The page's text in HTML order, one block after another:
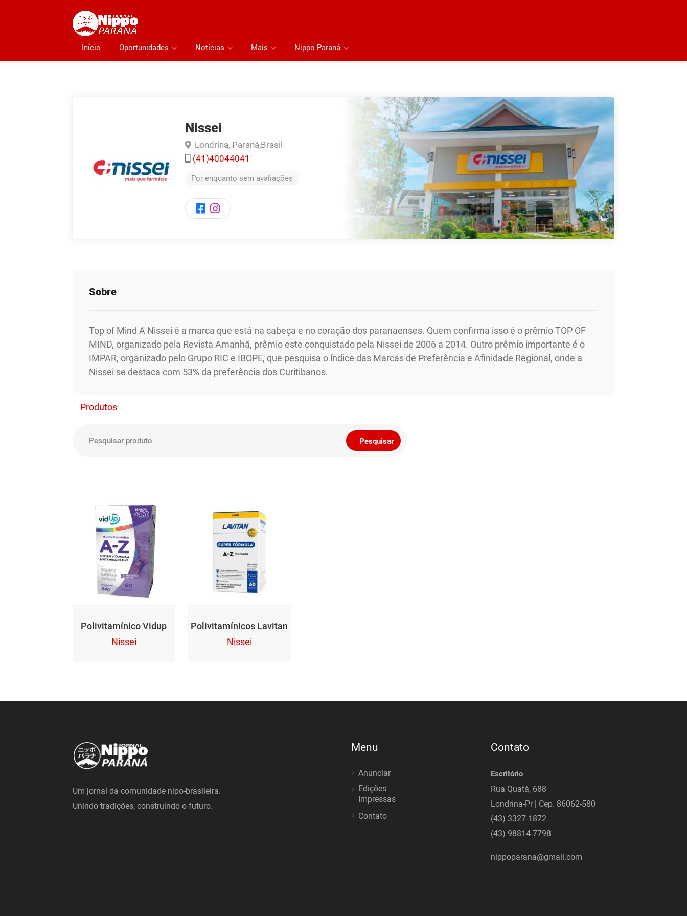
Início Oportunidades Notícias Mais Nippo Paraná
Nissei
Londrina, Paraná,Brasil
(41)40044041
Por enquanto sem avaliações
Sobre
Top of Mind A Nissei é a marca que está na cabeça e no coração dos paranaenses. Quem confirma isso é o prêmio TOP OF
MIND, organizado pela Revista Amanhã, prêmio este conquistado pela Nissei de 2006 a 2014. Outro prêmio importante é o
IMPAR, organizado pelo Grupo RIC e IBOPE, que pesquisa o índice das Marcas de Preferência e Afinidade Regional, onde a
Nissei se destaca com 53% da preferência dos Curitibanos.
Produtos
Polivitamínico Vidup
Nissei
Polivitamínicos Lavitan
Nissei
Um jornal da comunidade nipo-brasileira.
Unindo tradições, construindo o futuro.
Menu
Anunciar
Edições
Impressas
Contato
Contato
Escritório
Rua Quatá, 688
Londrina-Pr | Cep. 86062-580
(43) 3327-1872
(43) 98814-7798
nippoparana@gmail.com